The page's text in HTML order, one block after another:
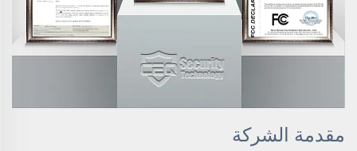
مقدمة الشركة